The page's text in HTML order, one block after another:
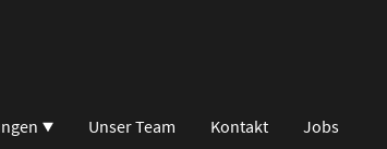
Unser Team Kontakt Jobs